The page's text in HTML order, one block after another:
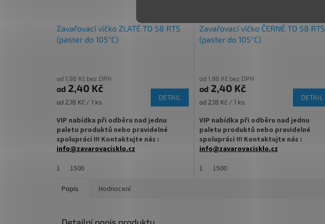
✅Paletu za výhodnější cenu
Zavařovací víčko ZLATÉ TO 58 RTS
(paster do 105°C)
od 1,98 Kč bez DPH
od 2,40 Kč
Měrná
od 2,18 Kč / 1 ks
DETAIL
VIP nabídka při odběru nad jednu
paletu produktů nebo pravidelné
spolupráci !!! Kontaktujte nás :
info@zavarovacisklo.cz
✅
Víčko na sklenici s uzávěrem typu Twist
1 1500
Zavařovací víčko ČERNÉ TO 58 RTS
(paster do 105°C)
od 1,98 Kč bez DPH
od 2,40 Kč
Měrná
od 2,18 Kč / 1 ks
DETAIL
VIP nabídka při odběru nad jednu
paletu produktů nebo pravidelné
spolupráci !!! Kontaktujte nás :
info@zavarovacisklo.cz
✅
Víčko na sklenici s uzávěrem typu Twist
1 1500
Popis Hodnocení
Detailní popis produktu